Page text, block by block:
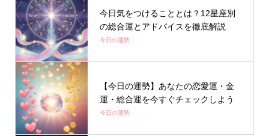
今日気をつけることとは？12星座別
の総合運とアドバイスを徹底解説
今日の運勢
【今日の運勢】あなたの恋愛運・金
運・総合運を今すぐチェックしよう
今日の運勢